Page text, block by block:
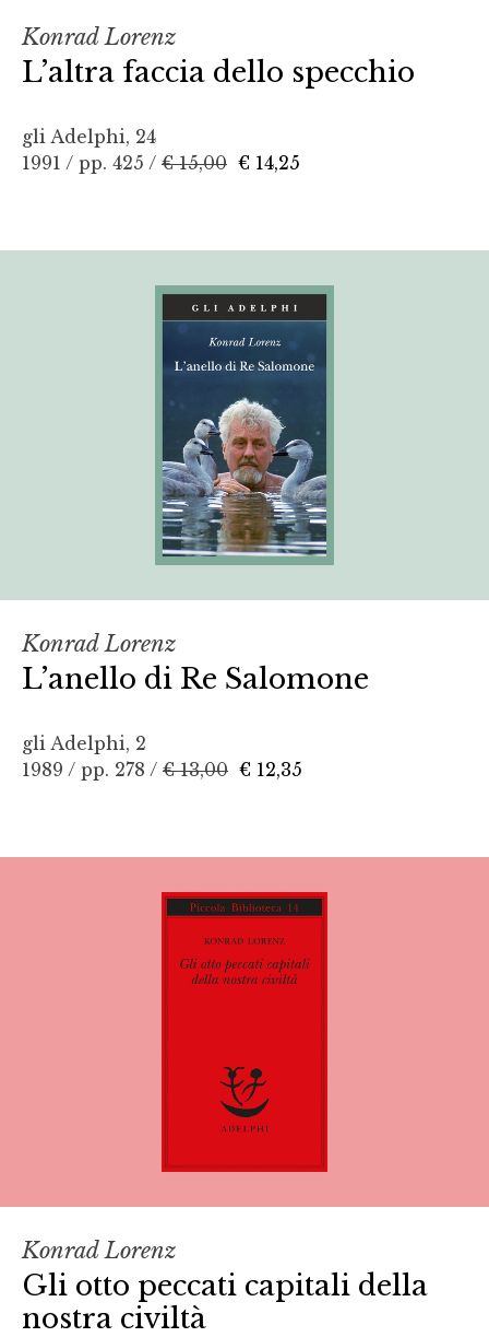
Konrad Lorenz
L’altra faccia dello specchio
gli Adelphi, 24
1991 / pp. 425 / € 15,00 € 14,25
Konrad Lorenz
L’anello di Re Salomone
gli Adelphi, 2
1989 / pp. 278 / € 13,00 € 12,35
Konrad Lorenz
Gli otto peccati capitali della
nostra civiltà